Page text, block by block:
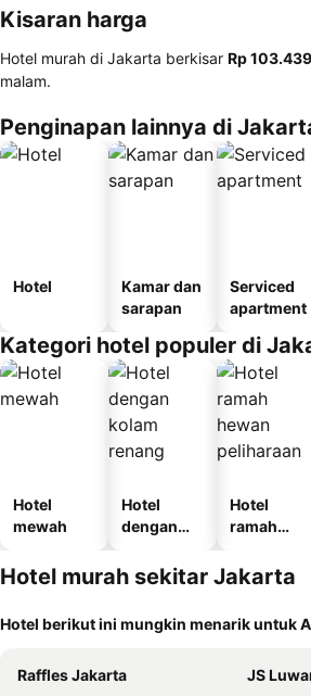
Kisaran harga
Hotel murah di Jakarta berkisar ‎Rp 103.439
malam.
Penginapan lainnya di
Hotel
Kamar dan
sarapan
Serviced
apartment
Kategori hotel populer di
Hotel
mewah
Hotel
dengan
renang
Hotel
ramah
peliharaan
Hotel murah sekitar Jakarta
Hotel berikut ini mungkin menarik untuk
Raffles Jakarta
JS